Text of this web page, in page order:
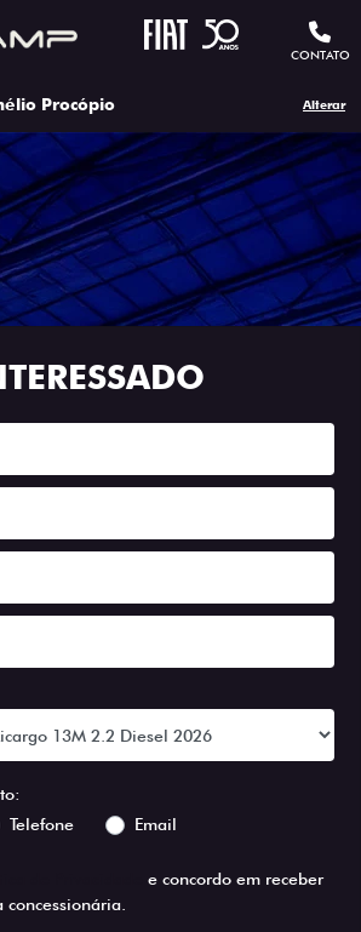
CONTATO
Procópio Alterar
Telefone Email
e concordo em receber
concessionária.